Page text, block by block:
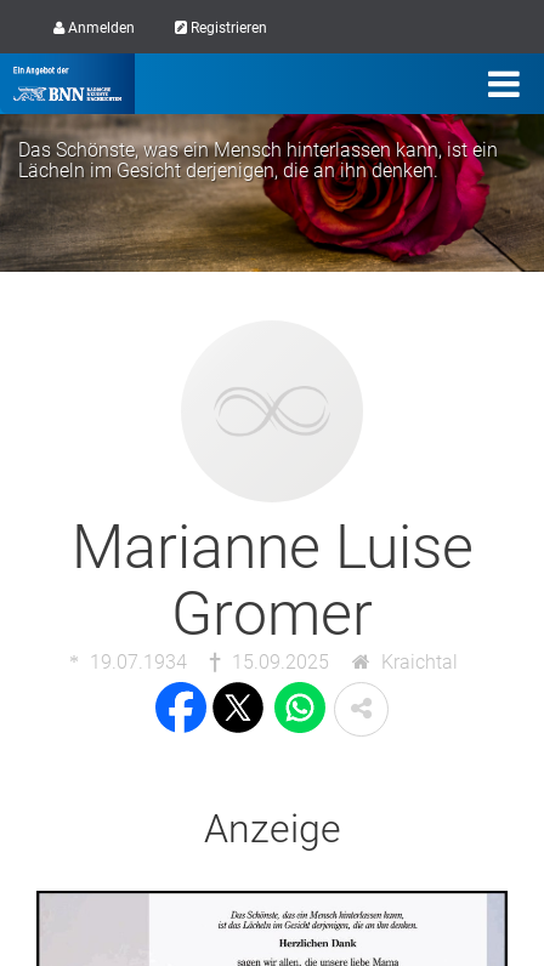
Anmelden Registrieren
Das Schönste, was ein Mensch hinterlassen kann, ist ein
Lächeln im Gesicht derjenigen, die an ihn denken.
Marianne Luise
Gromer
19.07.1934 15.09.2025 Kraichtal
Anzeige